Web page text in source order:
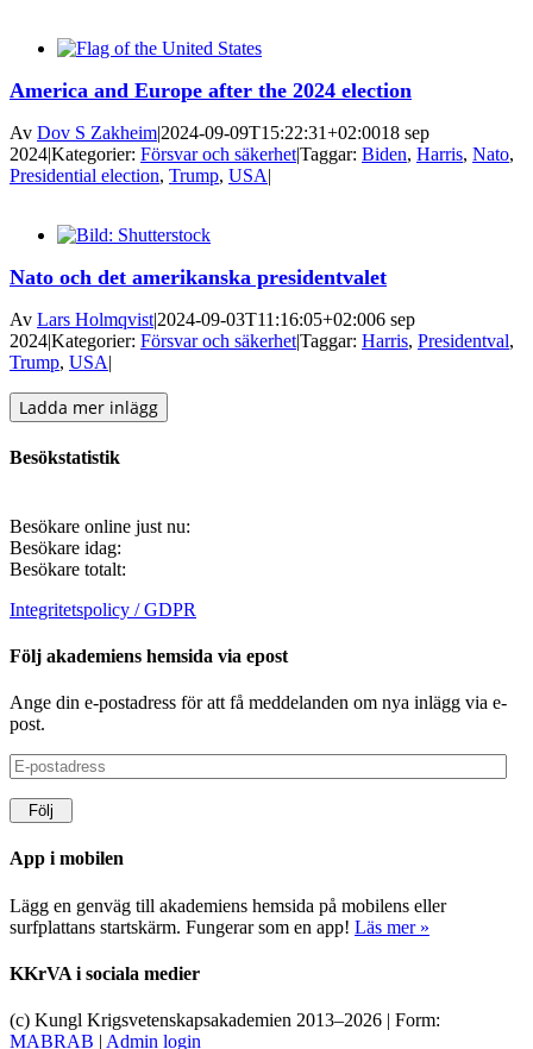
America and Europe after the 2024 election
Av Dov S Zakheim|2024-09-09T15:22:31+02:0018 sep
2024|Kategorier: Försvar och säkerhet|Taggar: Biden, Harris, Nato,
Presidential election, Trump, USA|
Nato och det amerikanska presidentvalet
Av Lars Holmqvist|2024-09-03T11:16:05+02:006 sep
2024|Kategorier: Försvar och säkerhet|Taggar: Harris, Presidentval,
Trump, USA|
Ladda mer inlägg
Besökstatistik
Besökare online just nu:
Besökare idag:
Besökare totalt:
Integritetspolicy / GDPR
Följ akademiens hemsida via epost
Ange din e-postadress för att få meddelanden om nya inlägg via e-
post.
E-
postadress
Följ
App i mobilen
Lägg en genväg till akademiens hemsida på mobilens eller
surfplattans startskärm. Fungerar som en app! Läs mer »
KKrVA i sociala medier
(c) Kungl Krigsvetenskapsakademien 2013–2026 | Form:
MABRAB | Admin login